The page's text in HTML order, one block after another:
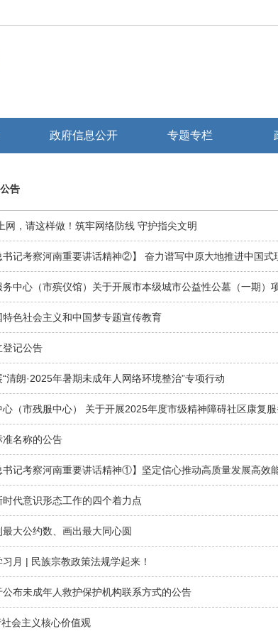
政府信息公开 专题专栏
告
网，请这样做！筑牢网络防线 守护指尖文明
书记考察河南重要讲话精神②】 奋力谱写中原大地推进中国式
色社会主义和中国梦专题宣传教育
登记公告
清朗·2025年暑期未成年人网络环境整治”专项行动
准名称的公告
时代意识形态工作的四个着力点
大公约数、画出最大同心圆
月 | 民族宗教政策法规学起来！
布未成年人救护保护机构联系方式的公告
会主义核心价值观